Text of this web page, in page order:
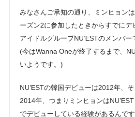
みなさんご承知の通り、ミンヒョン
ーズン2に参加したときからすでにデ
アイドルグループNU’ESTのメンバー
(今はWanna Oneが終了するまで、
いようです。)
NU’ESTの韓国デビューは2012年、
2014年、つまりミンヒョンは
でデビューしている経験があるんです